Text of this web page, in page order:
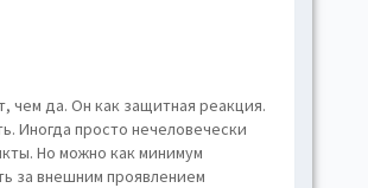
чем да. Он как защитная реакция.
Иногда просто нечеловечески
Но можно как минимум
за внешним проявлением